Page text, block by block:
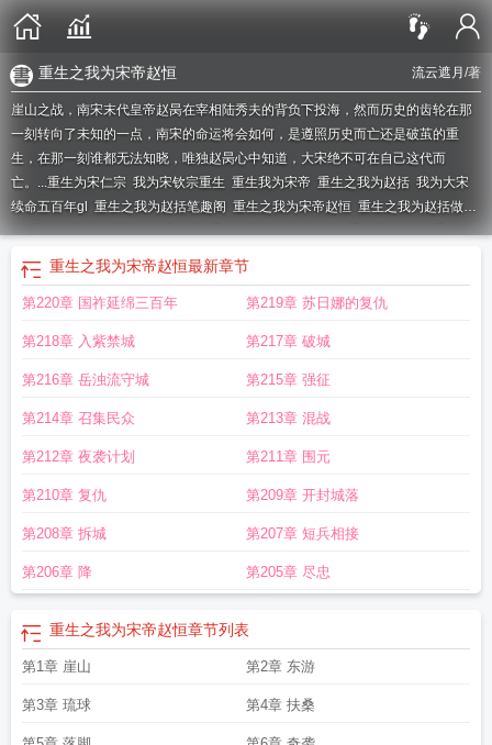
流云遮月 /著
重生之我为宋帝赵恒
崖山之战，南宋末代皇帝赵昺在宰相陆秀夫的背负下投海，然而历史的齿轮在那
一刻转向了未知的一点，南宋的命运将会如何，是遵照历史而亡还是破茧的重
生，在那一刻谁都无法知晓，唯独赵昺心中知道，大宋绝不可在自己这代而
亡。...重生为宋仁宗 我为宋钦宗重生 重生我为宋帝 重生之我为赵括 我为大宋
续命五百年gl 重生之我为赵括笔趣阁 重生之我为宋帝赵恒 重生之我为赵括做皇
帝我为大宋续命五百年免费阅读重生之我为大宋帝赵堪重生我为赵构重生大
宋之我为岳云
重生为大宋皇帝的 重生之我为赵祯
昺 重生之我为宋帝唐哲
生之我为宋钦宗我为大宋续命五百年 主角重生为大宋皇子
重生之我为宋帝赵恒最新章节
第220章 国祚延绵三百年 第219章 苏日娜的复仇
第218章 入紫禁城 第217章 破城
第216章 岳浊流守城 第215章 强征
第214章 召集民众 第213章 混战
第212章 夜袭计划 第211章 围元
第210章 复仇 第209章 开封城落
第208章 拆城 第207章 短兵相接
第206章 降 第205章 尽忠
重生之我为宋帝赵恒章节列表
第1章 崖山 第2章 东游
第3章 琉球 第4章 扶桑